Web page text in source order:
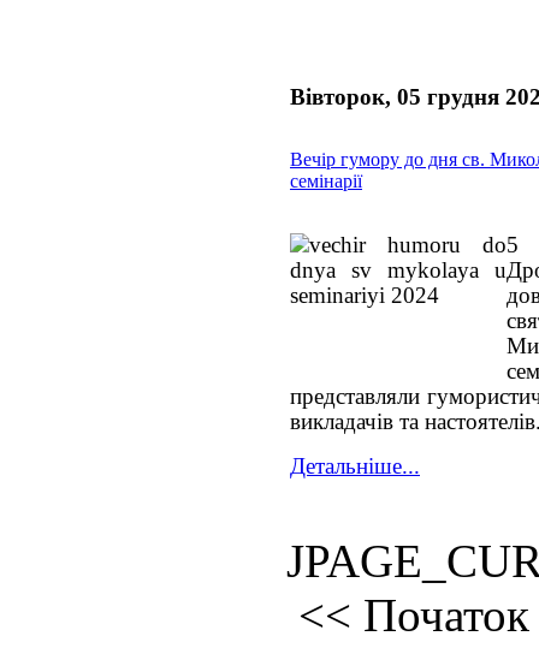
Вівторок, 05 грудня
Вечір гумору до дня св.
семінарії
5
представляли
викладачів та
Детальніше...
<< Початок